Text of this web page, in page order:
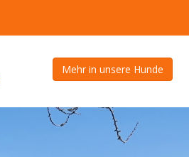
Mehr in unsere Hunde